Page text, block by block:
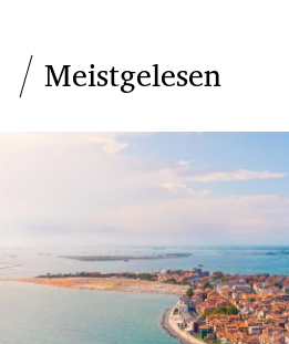
Meistgelesen